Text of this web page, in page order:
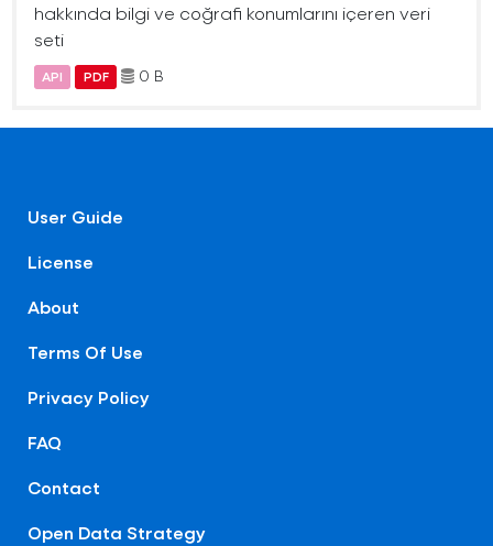
hakkında bilgi ve coğrafi konumlarını içeren veri
seti
API PDF 0 B
User Guide
License
About
Terms Of Use
Privacy Policy
FAQ
Contact
Open Data Strategy